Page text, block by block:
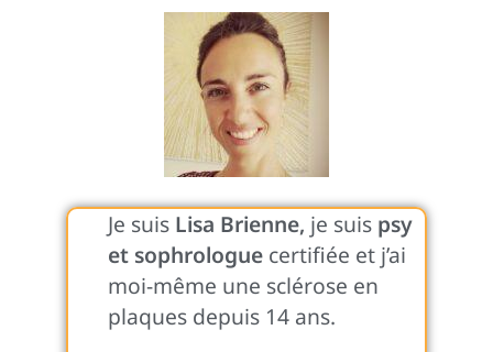
Je suis Lisa Brienne, je suis psy
et sophrologue certifiée et j’ai
moi-même une sclérose en
plaques depuis 14 ans.